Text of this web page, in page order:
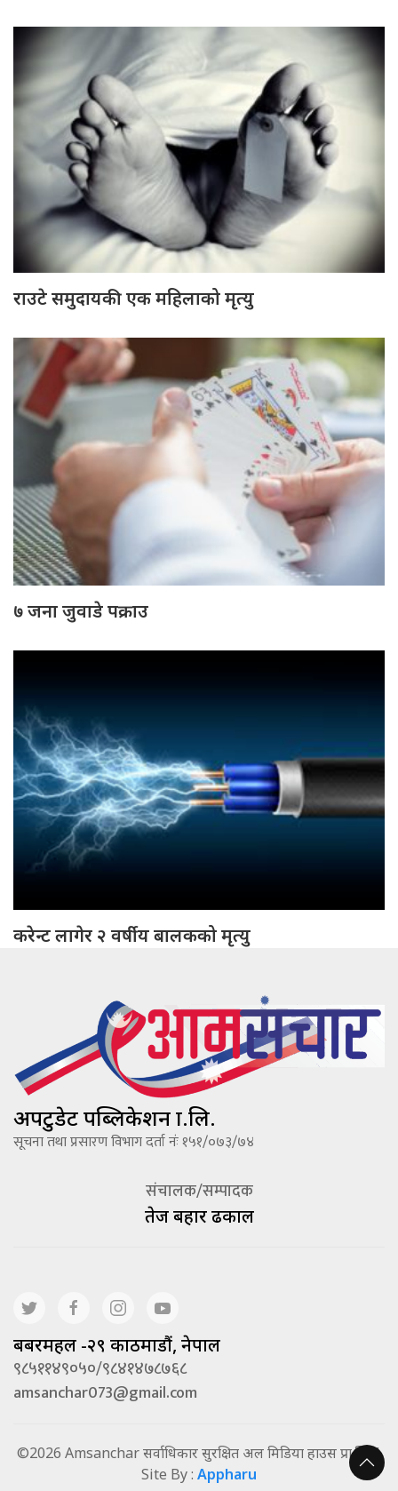
राउटे समुदायकी एक महिलाको मृत्यु
७ जना जुवाडे पक्राउ
करेन्ट लागेर २ वर्षीय बालकको मृत्यु
अपटुडेट पब्लिकेशन प्रा.लि.
सूचना तथा प्रसारण विभाग दर्ता नंः १५१/०७३/७४
संचालक/सम्पादक
तेज बहादूर ढकाल
बबरमहल -२९ काठमाडौं, नेपाल
९८५११४९०५०/९८४१४७८७६८
amsanchar073@gmail.com
©2026 Amsanchar सर्वाधिकार सुरक्षित अल मिडिया हाउस प्रा.लि. |
Site By : Appharu